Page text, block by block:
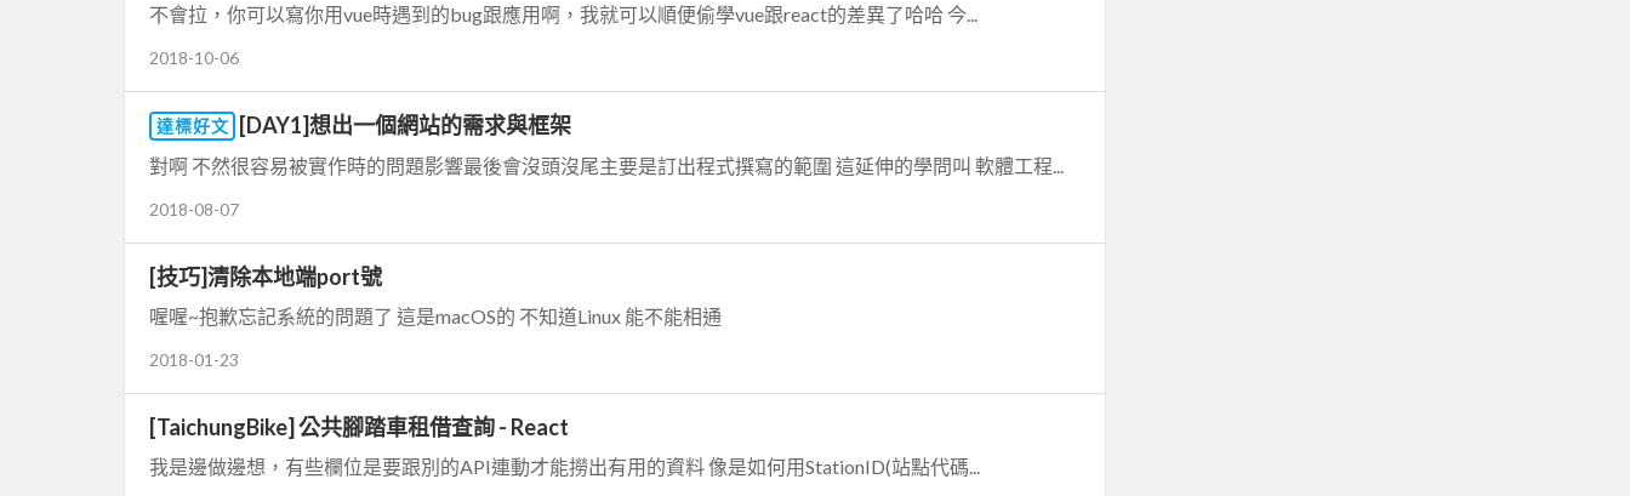
不會拉，你可以寫你用vue時遇到的bug跟應用啊，我就可以順便偷學vue跟react的差異了哈哈 今...
2018-10-06
達標好文 [DAY1]想出一個網站的需求與框架
對啊 不然很容易被實作時的問題影響最後會沒頭沒尾主要是訂出程式撰寫的範圍 這延伸的學問叫 軟體工程...
2018-08-07
[技巧]清除本地端port號
喔喔~抱歉忘記系統的問題了 這是macOS的 不知道Linux 能不能相通
2018-01-23
[TaichungBike] 公共腳踏車租借查詢 - React
我是邊做邊想，有些欄位是要跟別的API連動才能撈出有用的資料 像是如何用StationID(站點代碼...